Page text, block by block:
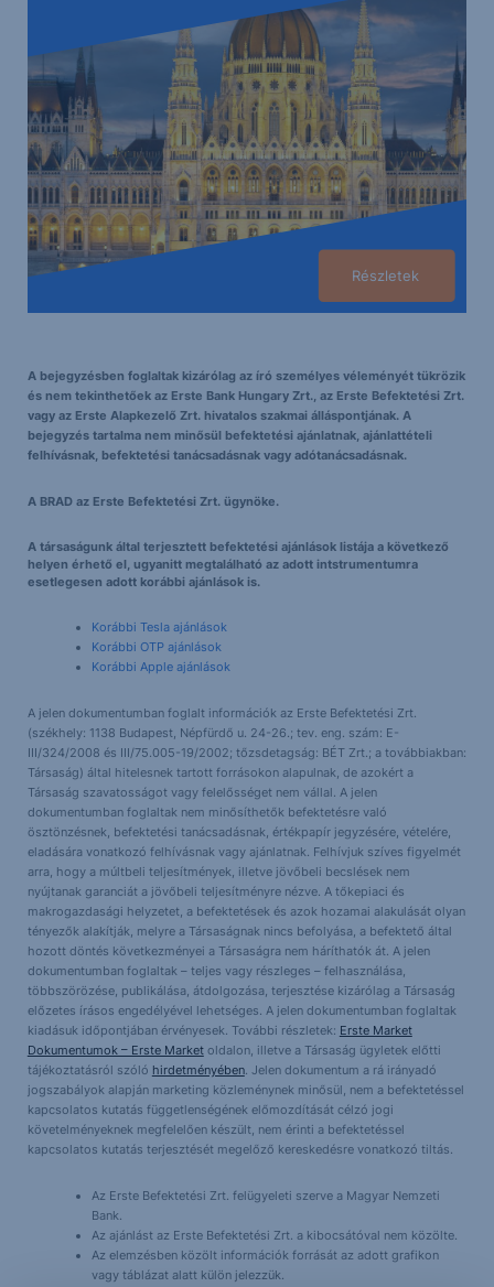
Részletek
A bejegyzésben foglaltak kizárólag az író személyes véleményét tükrözik
és nem tekinthetőek az Erste Bank Hungary Zrt., az Erste Befektetési Zrt.
vagy az Erste Alapkezelő Zrt. hivatalos szakmai álláspontjának. A
bejegyzés tartalma nem minősül befektetési ajánlatnak, ajánlattételi
felhívásnak, befektetési tanácsadásnak vagy adótanácsadásnak.
A BRAD az Erste Befektetési Zrt. ügynöke.
A társaságunk által terjesztett befektetési ajánlások listája a következő
helyen érhető el, ugyanitt megtalálható az adott intstrumentumra
esetlegesen adott korábbi ajánlások is.
Korábbi Tesla ajánlások
Korábbi OTP ajánlások
Korábbi Apple ajánlások
A jelen dokumentumban foglalt információk az Erste Befektetési Zrt.
(székhely: 1138 Budapest, Népfürdő u. 24-26.; tev. eng. szám: E-
III/324/2008 és III/75.005-19/2002; tőzsdetagság: BÉT Zrt.; a továbbiakban:
Társaság) által hitelesnek tartott forrásokon alapulnak, de azokért a
Társaság szavatosságot vagy felelősséget nem vállal. A jelen
dokumentumban foglaltak nem minősíthetők befektetésre való
ösztönzésnek, befektetési tanácsadásnak, értékpapír jegyzésére, vételére,
eladására vonatkozó felhívásnak vagy ajánlatnak. Felhívjuk szíves figyelmét
arra, hogy a múltbeli teljesítmények, illetve jövőbeli becslések nem
nyújtanak garanciát a jövőbeli teljesítményre nézve. A tőkepiaci és
makrogazdasági helyzetet, a befektetések és azok hozamai alakulását olyan
tényezők alakítják, melyre a Társaságnak nincs befolyása, a befektető által
hozott döntés következményei a Társaságra nem háríthatók át. A jelen
dokumentumban foglaltak – teljes vagy részleges – felhasználása,
többszörözése, publikálása, átdolgozása, terjesztése kizárólag a Társaság
előzetes írásos engedélyével lehetséges. A jelen dokumentumban foglaltak
kiadásuk időpontjában érvényesek. További részletek: Erste Market
Dokumentumok – Erste Marketoldalon, illetve a Társaság ügyletek előtti
tájékoztatásról szóló hirdetményében. Jelen dokumentum a rá irányadó
jogszabályok alapján marketing közleménynek minősül, nem a befektetéssel
kapcsolatos kutatás függetlenségének előmozdítását célzó jogi
követelményeknek megfelelően készült, nem érinti a befektetéssel
kapcsolatos kutatás terjesztését megelőző kereskedésre vonatkozó tiltás.
Az Erste Befektetési Zrt. felügyeleti szerve a Magyar Nemzeti
Bank.
Az ajánlást az Erste Befektetési Zrt. a kibocsátóval nem közölte.
Az elemzésben közölt információk forrását az adott grafikon
vagy táblázat alatt külön jelezzük.